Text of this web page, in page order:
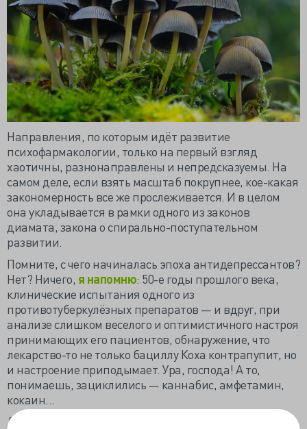
Направления, по которым идёт развитие
психофармакологии, только на первый взгляд
хаотичны, разнонаправлены и непредсказуемы. На
самом деле, если взять масштаб покрупнее, кое-какая
закономерность все же прослеживается. И в целом
она укладывается в рамки одного из законов
диамата, закона о спирально-поступательном
развитии.
Помните, с чего начиналась эпоха антидепрессантов?
Нет? Ничего, я напомню: 50-е годы прошлого века,
клинические испытания одного из
противотуберкулёзных препаратов — и вдруг, при
анализе слишком веселого и оптимистичного настроя
принимающих его пациентов, обнаружение, что
лекарство-то не только бациллу Коха контрапупит, но
и настроение приподымает. Ура, господа! А то,
понимаешь, зациклились — каннабис, амфетамин,
кокаин...
Далее выясняется, что же там активирует и что